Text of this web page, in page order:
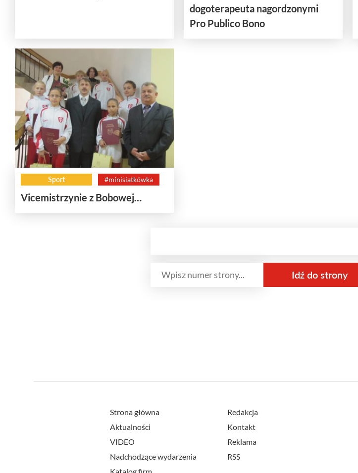
dogoterapeuta nagordzonymi
Pro Publico Bono
Sport #minisiatkówka
Vicemistrzynie z Bobowej…
Strona główna
Aktualności
VIDEO
Nadchodzące wydarzenia
Katalog firm
Redakcja
Kontakt
Reklama
RSS